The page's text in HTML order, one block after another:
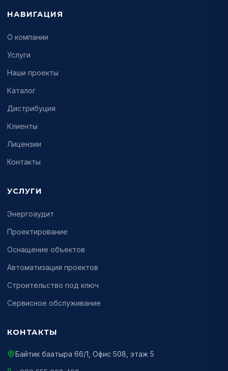
НАВИГАЦИЯ
О компании
Услуги
Наши проекты
Каталог
Дистрибуция
Клиенты
Лицензии
Контакты
УСЛУГИ
Энергоаудит
Проектирование
Оснащение объектов
Автоматизация проектов
Строительство под ключ
Сервисное обслуживание
КОНТАКТЫ
Байтик баатыра 66/1, Офис 508, этаж 5